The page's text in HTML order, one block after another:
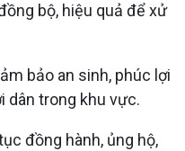
bộ, hiệu quả để xử
bảo an sinh, phúc lợi
dân trong khu vực.
đồng hành, ủng hộ,